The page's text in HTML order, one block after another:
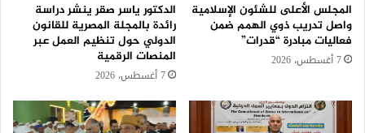
المجلس الأعلى للشئون الإسلامية
واصل تدريب ذوي الهمم ضمن
فعاليات مبادرة “قدرات”
7 أغسطس، 2026
الدكتور ياسر صقر ينشر دراسة
رائدة بالمجلة المصرية للقانون
الدولي حول تنظيم العمل عبر
المنصات الرقمية
7 أغسطس، 2026